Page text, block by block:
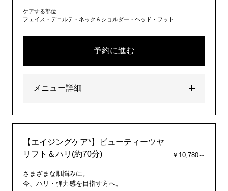
ケアする部位
フェイス・デコルテ・ネック＆ショルダー・ヘッド・フット
予約に進む
メニュー詳細
【エイジングケア*】ビューティーツヤ
リフト＆ハリ(約70分)
￥10,780～
さまざまな肌悩みに。
今、ハリ・弾力感を目指す方へ。